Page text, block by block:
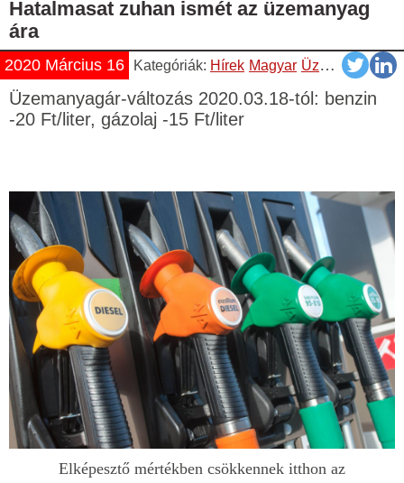
Hatalmasat zuhan ismét az üzemanyag
ára
2020 Március 16 Kategóriák: Hírek Magyar Üzemanyag Árváltozás
Üzemanyagár-változás 2020.03.18-tól: benzin
-20 Ft/liter, gázolaj -15 Ft/liter
Elképesztő mértékben csökkennek itthon az